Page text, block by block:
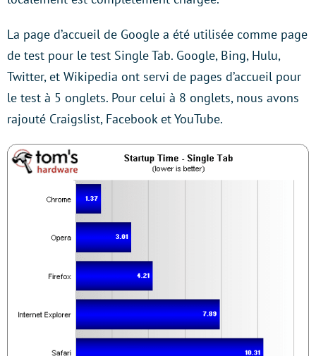
La page d’accueil de Google a été utilisée comme page
de test pour le test Single Tab. Google, Bing, Hulu,
Twitter, et Wikipedia ont servi de pages d’accueil pour
le test à 5 onglets. Pour celui à 8 onglets, nous avons
rajouté Craigslist, Facebook et YouTube.